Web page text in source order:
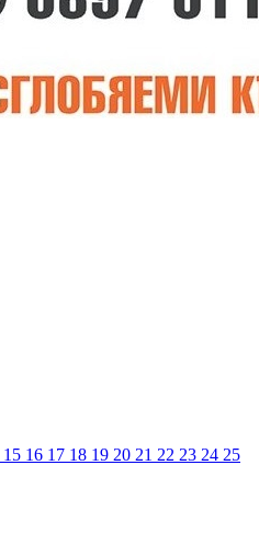
15 16 17 18 19 20 21 22 23 24 25